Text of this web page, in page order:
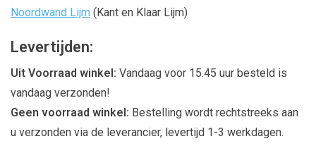
Noordwand Lijm (Kant en Klaar Lijm)
Levertijden:
Uit Voorraad winkel: Vandaag voor 15.45 uur besteld is
vandaag verzonden!
Geen voorraad winkel: Bestelling wordt rechtstreeks aan
u verzonden via de leverancier, levertijd 1-3 werkdagen.